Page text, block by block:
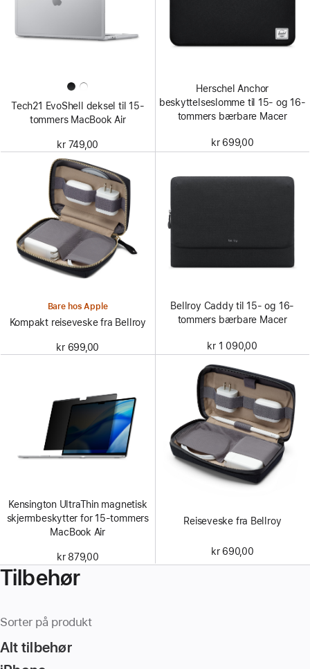
Tech21 EvoShell deksel til 15-
tommers MacBook Air
kr 749,00
Herschel Anchor
beskyttelseslomme til 15- og 16-
tommers bærbare Macer
kr 699,00
Bare hos Apple
Kompakt reiseveske fra Bellroy
kr 699,00
Bellroy Caddy til 15- og 16-
tommers bærbare Macer
kr 1 090,00
Kensington UltraThin magnetisk
skjermbeskytter for 15-tommers
MacBook Air
kr 879,00
Reiseveske fra Bellroy
kr 690,00
Tilbehør
Sorter på produkt
Alt tilbehør